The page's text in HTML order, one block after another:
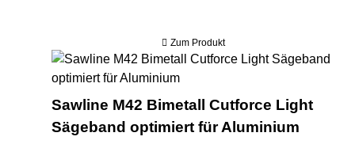
Zum Produkt
Sawline M42 Bimetall Cutforce Light
Sägeband optimiert für Aluminium